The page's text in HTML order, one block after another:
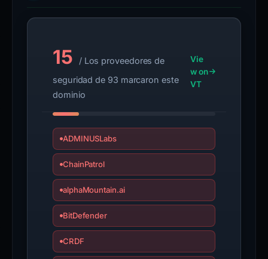
15
/ Los proveedores de
seguridad de 93 marcaron este
dominio
Vie
w on
VT
ADMINUSLabs
ChainPatrol
alphaMountain.ai
BitDefender
CRDF